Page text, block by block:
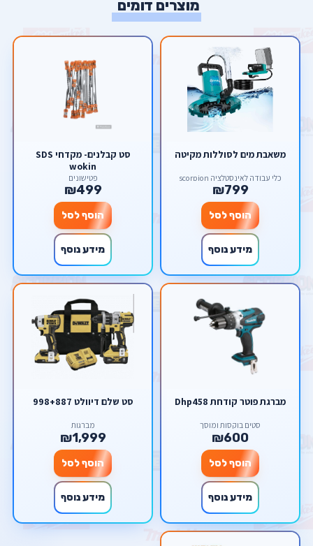
מוצרים דומים
משאבת מים לסוללות מקיטה
כלי עבודה לאינסטלציה scorpion
₪799
הוסף לסל
מידע נוסף
סט קבלנים- מקדחי SDS
wokin
פטישונים
₪499
הוסף לסל
מידע נוסף
מברגת פוטר קודחת Dhp458
סטים בוקסות ומוסך
₪600
הוסף לסל
מידע נוסף
סט שלם דיוולט 998+887
מברגות
₪1,999
הוסף לסל
מידע נוסף